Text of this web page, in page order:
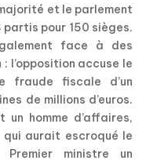
et le parlement
pour 150 sièges.
face à des
l’opposition accuse le
fraude fiscale d’un
de millions d’euros.
homme d’affaires,
qui aurait escroqué le
ministre un